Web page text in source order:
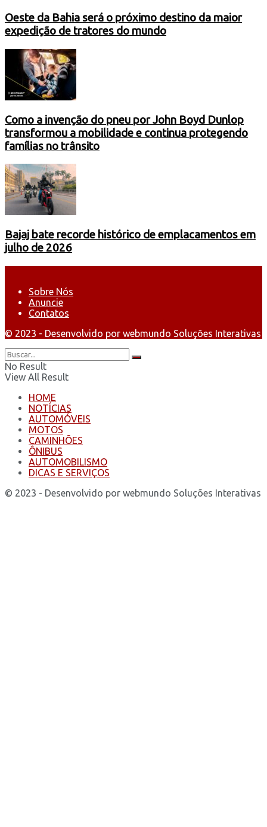
Oeste da Bahia será o próximo destino da maior
expedição de tratores do mundo
Como a invenção do pneu por John Boyd Dunlop
transformou a mobilidade e continua protegendo
famílias no trânsito
Bajaj bate recorde histórico de emplacamentos em
julho de 2026
Sobre Nós
Anuncie
Contatos
© 2023 - Desenvolvido por webmundo Soluções Interativas
No Result
View All Result
HOME
NOTÍCIAS
AUTOMÓVEIS
MOTOS
CAMINHÕES
ÔNIBUS
AUTOMOBILISMO
DICAS E SERVIÇOS
© 2023 - Desenvolvido por webmundo Soluções Interativas